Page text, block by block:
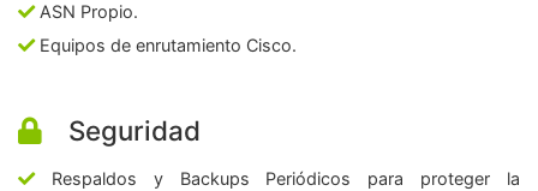
ASN Propio.
Equipos de enrutamiento Cisco.
Seguridad
Respaldos y Backups Periódicos para proteger la